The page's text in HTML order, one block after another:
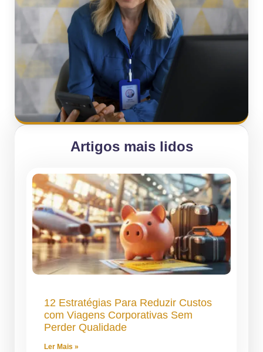
Artigos mais lidos
12 Estratégias Para Reduzir Custos
com Viagens Corporativas Sem
Perder Qualidade
Ler Mais »